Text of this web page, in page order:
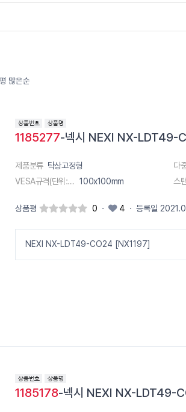
많은순
1185277-넥시 NEXI NX-LDT49-
제품분류 탁상고정형 다
VESA규격(단위:m) 100x100mm 스
상품평 0 · 4 · 등록일
NEXI NX-LDT49-CO24 [NX1197]
1185178-넥시 NEXI NX-LDT49-